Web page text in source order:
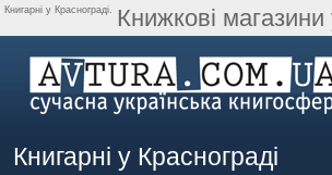
Книгарні у Краснограді. Книжкові
Книгарні у Краснограді